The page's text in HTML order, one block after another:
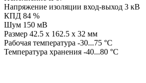
Напряжение изоляции вход-выход 3 кВ
КПД 84 %
Шум 150 мВ
Размер 42.5 x 162.5 x 32 мм
Рабочая температура -30...75 °C
Температура хранения -40...80 °C